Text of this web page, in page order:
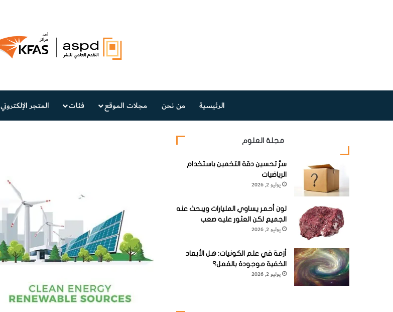
الرئيسية من نحن مجلات الموقع فئات المتجر الإلكتروني
مجلة العلوم
سرُّ تحسين دقة التخمين باستخدام
الرياضيات
يوليو 2, 2026
لون أحمر يساوي المليارات ويبحث عنه
الجميع لكن العثور عليه صعب
يوليو 2, 2026
أزمة في علم الكونيات: هل الأبعاد
الخفية موجودة بالفعل؟
يوليو 2, 2026